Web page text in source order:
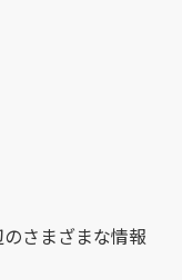
さまざまな情報